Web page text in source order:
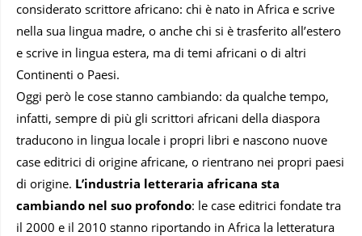
considerato scrittore africano: chi è nato in Africa e scrive
nella sua lingua madre, o anche chi si è trasferito all’estero
e scrive in lingua estera, ma di temi africani o di altri
Continenti o Paesi.
Oggi però le cose stanno cambiando: da qualche tempo,
infatti, sempre di più gli scrittori africani della diaspora
traducono in lingua locale i propri libri e nascono nuove
case editrici di origine africane, o rientrano nei propri paesi
di origine. L’industria letteraria africana sta
cambiando nel suo profondo: le case editrici fondate tra
il 2000 e il 2010 stanno riportando in Africa la letteratura